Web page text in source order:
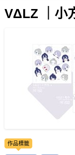
攤位轉讓區
會員中心
註冊會
登入
VΔLZ ｜小
作品標籤